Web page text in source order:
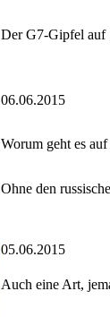
Der G7-Gipfel auf
06.06.2015
Worum geht es
Ohne den
05.06.2015
Auch eine Art,